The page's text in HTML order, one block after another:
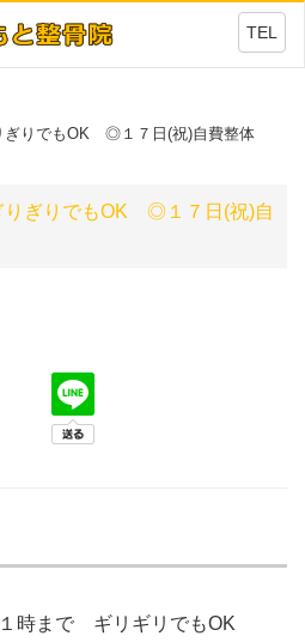
TEL
ぎりでもOK ◎１７日(祝)自費整体
りぎりでもOK ◎１７日(祝)自
時まで ギリギリでもOK